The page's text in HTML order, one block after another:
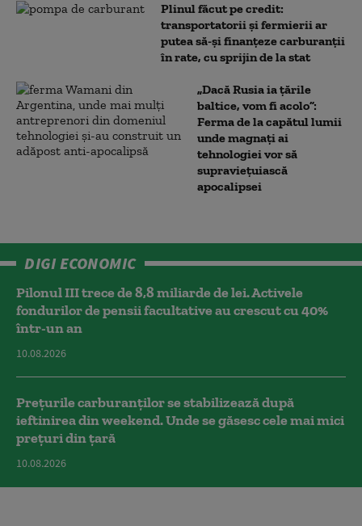
Plinul făcut pe credit:
transportatorii și fermierii ar
putea să-și finanțeze carburanții
în rate, cu sprijin de la stat
„Dacă Rusia ia țările
baltice, vom fi acolo”:
Ferma de la capătul lumii
unde magnați ai
tehnologiei vor să
supraviețuiască
apocalipsei
DIGI ECONOMIC
Pilonul III trece de 8,8 miliarde de lei. Activele
fondurilor de pensii facultative au crescut cu 40%
într-un an
10.08.2026
Prețurile carburanților se stabilizează după
ieftinirea din weekend. Unde se găsesc cele mai mici
prețuri din țară
10.08.2026